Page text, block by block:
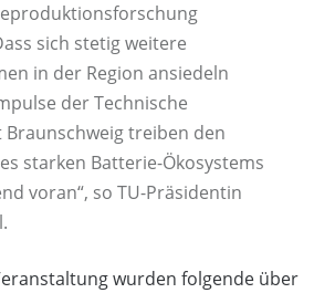
sich stetig weitere
in der Region ansiedeln
der Technische
treiben den
starken Batterie-Ökosystems
voran“, so TU-Präsidentin
wurden folgende über